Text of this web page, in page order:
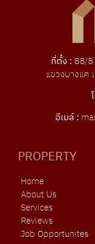
ที่ตั้ง : 88/
แขวงบางแค
อีเมล์ :
PROPERTY
Home
About Us
Services
Reviews
Job Opportunites